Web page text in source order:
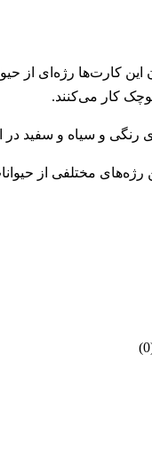
این کارت‌ها رژه‌ای از
کار می‌کنند.
رنگی و سیاه و سفید در
رژه‌های مختلفی از